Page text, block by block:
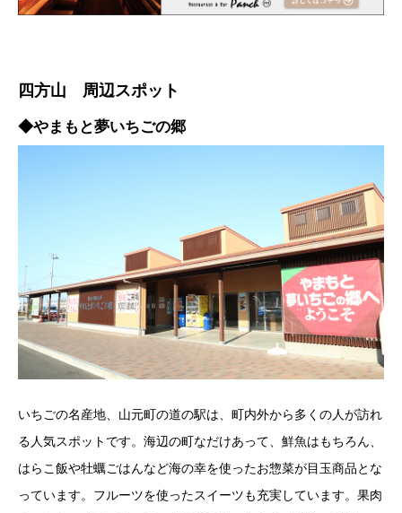
四方山 周辺スポット
◆やまもと夢いちごの郷
いちごの名産地、山元町の道の駅は、町内外から多くの人が訪れ
る人気スポットです。海辺の町なだけあって、鮮魚はもちろん、
はらこ飯や牡蠣ごはんなど海の幸を使ったお惣菜が目玉商品とな
っています。フルーツを使ったスイーツも充実しています。果肉